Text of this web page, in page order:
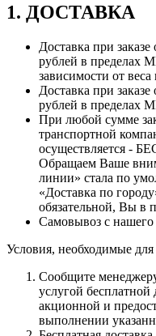
1. ДОСТАВКА
Доставка при
рублей в пределах
зависимости от веса
Доставка при
рублей в
При любой сумме
транспортной
осуществляется -
Обращаем Ваше
линии» стала по
«Доставка по
обязательной, Вы в
Самовывоз с
Условия, необходимые
Сообщите
услугой бесплатной
акционной и
выполнении